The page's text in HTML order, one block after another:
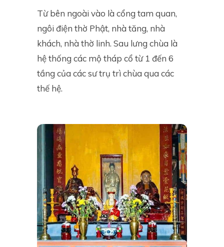
Từ bên ngoài vào là cổng tam quan,
ngôi điện thờ Phật, nhà tăng, nhà
khách, nhà thờ linh. Sau lưng chùa là
hệ thống các mộ tháp cổ từ 1 đến 6
tầng của các sư trụ trì chùa qua các
thế hệ.